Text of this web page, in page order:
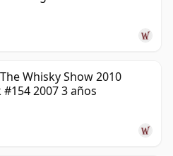
Whisky Show 2010
#154 2007 3 años